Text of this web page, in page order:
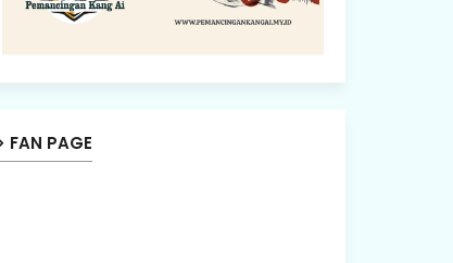
FAN PAGE